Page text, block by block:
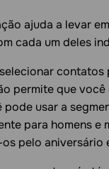
ajuda a levar
cada um deles
contatos
permite que
usar a
para homens
pelo aniversário